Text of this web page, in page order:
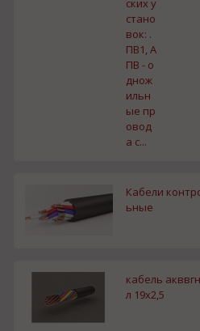
ских у
стано
вок: .
ПВ1, А
ПВ - о
днож
ильн
ые пр
овод
а с...
Кабели
ьные
кабель
л 19х2,5